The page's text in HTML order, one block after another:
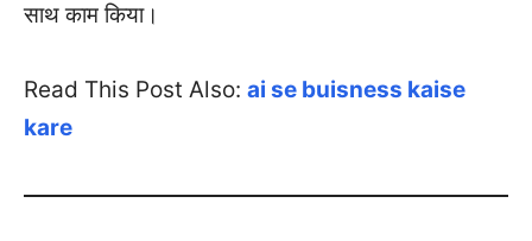
साथ काम किया।
Read This Post Also: ai se buisness kaise
kare